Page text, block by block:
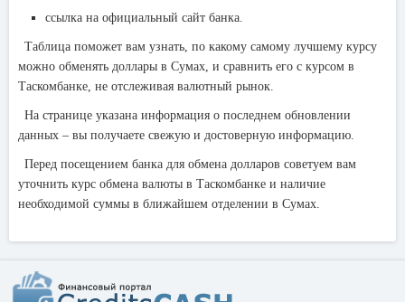
ссылка на официальный сайт банка.
Таблица поможет вам узнать, по какому самому лучшему курсу
можно обменять доллары в Сумах, и сравнить его с курсом в
Таскомбанке, не отслеживая валютный рынок.
На странице указана информация о последнем обновлении
данных – вы получаете свежую и достоверную информацию.
Перед посещением банка для обмена долларов советуем вам
уточнить курс обмена валюты в Таскомбанке и наличие
необходимой суммы в ближайшем отделении в Сумах.